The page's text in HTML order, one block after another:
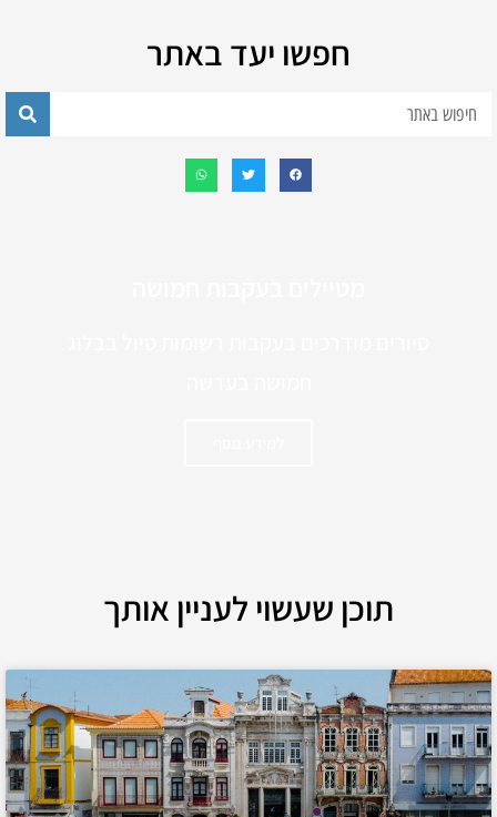
חפשו יעד באתר
תוכן שעשוי לעניין אותך